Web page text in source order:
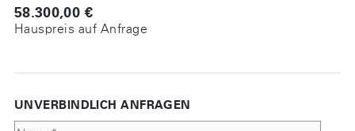
58.300,00 €
Hauspreis auf Anfrage
UNVERBINDLICH ANFRAGEN